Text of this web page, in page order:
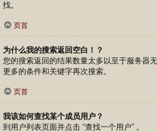
找。
页首
为什么我的搜索返回空白！？
您的搜索返回的结果数量太多以至于服务器
更多的条件和关键字再次搜索。
页首
我该如何查找某个成员用户？
到用户列表页面并点击 “查找一个用户” 。